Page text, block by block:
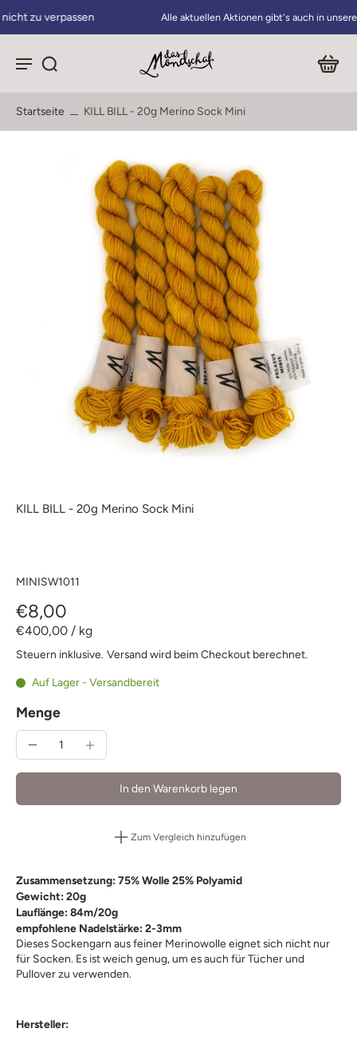
Alle aktuellen Aktionen gibt's auch in unserem Newsletter
Startseite KILL BILL - 20g Merino Sock Mini
KILL BILL - 20g Merino Sock Mini
MINISW1011
€8,00
€400,00 / kg
Steuern inklusive. Versandwird beim Checkout berechnet.
Auf Lager - Versandbereit
Menge
In den Warenkorb legen
Zum Vergleich hinzufügen
Zusammensetzung: 75% Wolle 25% Polyamid
Gewicht: 20g
Lauflänge: 84m/20g
empfohlene Nadelstärke: 2-3mm
Dieses Sockengarn aus feiner Merinowolle eignet sich nicht nur
für Socken. Es ist weich genug, um es auch für Tücher und
Pullover zu verwenden.
Hersteller: